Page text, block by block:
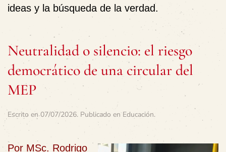
ideas y la búsqueda de la verdad.
Neutralidad o silencio: el riesgo
democrático de una circular del
MEP
Escrito en07/07/2026. Publicado en Educación.
Por MSc. Rodrigo